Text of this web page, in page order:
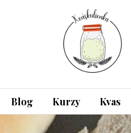
Blog Kurzy Kvas